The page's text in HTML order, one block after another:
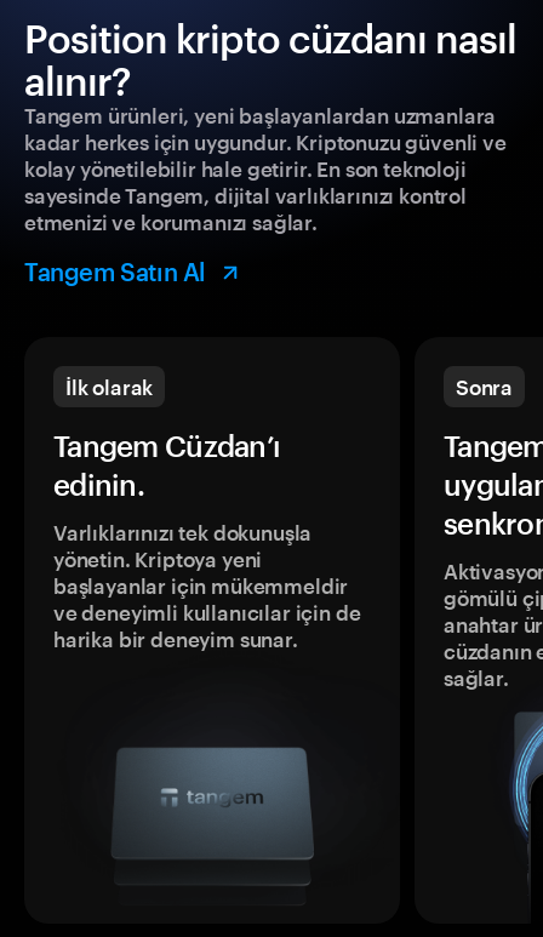
Position kripto cüzdanı nasıl
alınır?
Tangem ürünleri, yeni başlayanlardan uzmanlara
kadar herkes için uygundur. Kriptonuzu güvenli ve
kolay yönetilebilir hale getirir. En son teknoloji
sayesinde Tangem, dijital varlıklarınızı kontrol
etmenizi ve korumanızı sağlar.
Tangem Satın Al
İlk olarak
Tangem Cüzdan’ı
edinin.
Varlıklarınızı tek dokunuşla
yönetin. Kriptoya yeni
başlayanlar için mükemmeldir
ve deneyimli kullanıcılar için de
harika bir deneyim sunar.
Sonra
gömülü
anahtar
sağlar.